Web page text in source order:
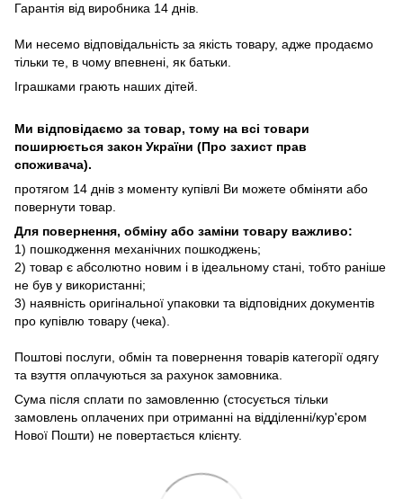
Гарантія від виробника 14 днів.
Ми несемо відповідальність за якість товару, адже продаємо
тільки те, в чому впевнені, як батьки.
Іграшками грають наших дітей.
Ми відповідаємо за товар, тому на всі товари
поширюється закон України (Про захист прав
споживача).
протягом 14 днів з моменту купівлі Ви можете обміняти або
повернути товар.
Для повернення, обміну або заміни товару важливо:
1) пошкодження механічних пошкоджень;
2) товар є абсолютно новим і в ідеальному стані, тобто раніше
не був у використанні;
3) наявність оригінальної упаковки та відповідних документів
про купівлю товару (чека).
Поштові послуги, обмін та повернення товарів категорії одягу
та взуття оплачуються за рахунок замовника.
Сума після сплати по замовленню (стосується тільки
замовлень оплачених при отриманні на відділенні/кур'єром
Нової Пошти) не повертається клієнту.